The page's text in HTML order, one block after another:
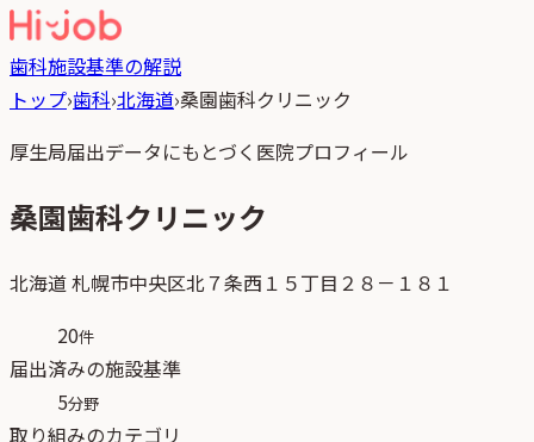
歯科施設基準の解説
トップ›歯科›北海道›桑園歯科クリニック
厚生局届出データにもとづく医院プロフィール
桑園歯科クリニック
北海道札幌市中央区北７条西１５丁目２８－１８１
20件
届出済みの施設基準
5分野
取り組みのカテゴリ